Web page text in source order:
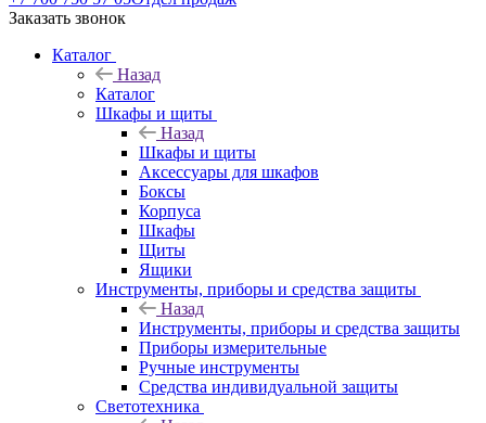
Заказать звонок
Каталог
Назад
Каталог
Шкафы и щиты
Назад
Шкафы и щиты
Аксессуары для шкафов
Боксы
Корпуса
Шкафы
Щиты
Ящики
Инструменты, приборы и средства защиты
Назад
Инструменты, приборы и средства защиты
Приборы измерительные
Ручные инструменты
Средства индивидуальной защиты
Светотехника